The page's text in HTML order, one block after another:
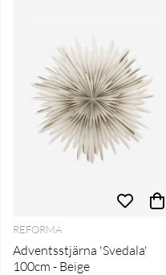
REFORMA
Adventsstjärna 'Svedala'
100cm - Beige